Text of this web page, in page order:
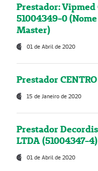
Prestador:
51004349-0
Master)
01 de Abril de 2020
Prestador
15 de Janeiro de 2020
Prestador
LTDA (51004347-4)
01 de Abril de 2020